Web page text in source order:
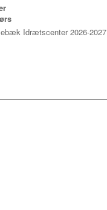
Idrætscenter 2026-2027